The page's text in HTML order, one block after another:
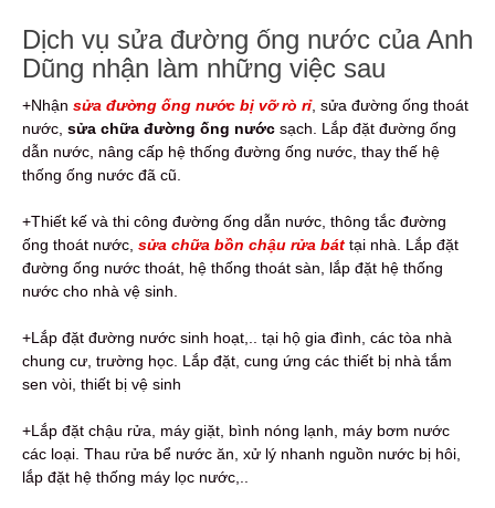
Dịch vụ sửa đường ống nước của Anh
Dũng nhận làm những việc sau
+Nhận sửa đường ống nước bị vỡ rò rỉ, sửa đường ống thoát
nước, sửa chữa đường ống nước sạch. Lắp đặt đường ống
dẫn nước, nâng cấp hệ thống đường ống nước, thay thế hệ
thống ống nước đã cũ.
+Thiết kế và thi công đường ống dẫn nước, thông tắc đường
ống thoát nước, sửa chữa bồn chậu rửa bát tại nhà. Lắp đặt
đường ống nước thoát, hệ thống thoát sàn, lắp đặt hệ thống
nước cho nhà vệ sinh.
+Lắp đặt đường nước sinh hoạt,.. tại hộ gia đình, các tòa nhà
chung cư, trường học. Lắp đặt, cung ứng các thiết bị nhà tắm
sen vòi, thiết bị vệ sinh
+Lắp đặt chậu rửa, máy giặt, bình nóng lạnh, máy bơm nước
các loại. Thau rửa bể nước ăn, xử lý nhanh nguồn nước bị hôi,
lắp đặt hệ thống máy lọc nước,..